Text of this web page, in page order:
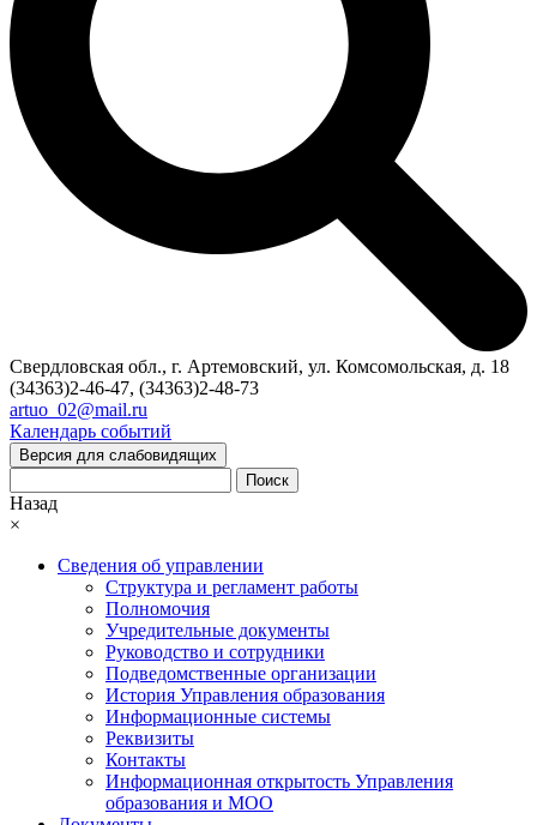
Свердловская обл., г. Артемовский, ул. Комсомольская, д. 18
(34363)2-46-47, (34363)2-48-73
artuo_02@mail.ru
Календарь событий
Версия для слабовидящих
Поиск
Назад
×
Сведения об управлении
Структура и регламент работы
Полномочия
Учредительные документы
Руководство и сотрудники
Подведомственные организации
История Управления образования
Информационные системы
Реквизиты
Контакты
Информационная открытость Управления
образования и МОО